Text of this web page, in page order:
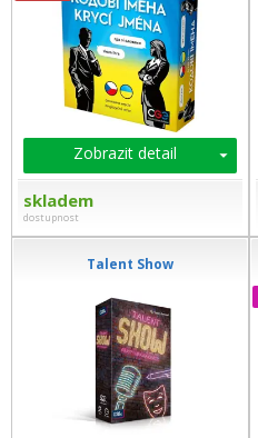
Zobrazit detail
skladem
dostupnost
Talent Show